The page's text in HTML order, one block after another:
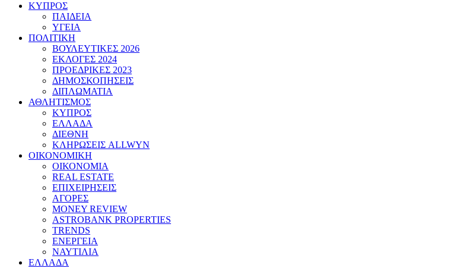
ΚΥΠΡΟΣ
ΠΑΙΔΕΙΑ
ΥΓΕΙΑ
ΠΟΛΙΤΙΚΗ
ΒΟΥΛΕΥΤΙΚΕΣ 2026
ΕΚΛΟΓΕΣ 2024
ΠΡΟΕΔΡΙΚΕΣ 2023
ΔΗΜΟΣΚΟΠΗΣΕΙΣ
ΔΙΠΛΩΜΑΤΙΑ
ΑΘΛΗΤΙΣΜΟΣ
ΚΥΠΡΟΣ
ΕΛΛΑΔΑ
ΔΙΕΘΝΗ
ΚΛΗΡΩΣΕΙΣ ALLWYN
ΟΙΚΟΝΟΜΙΚΗ
ΟΙΚΟΝΟΜΙΑ
REAL ESTATE
ΕΠΙΧΕΙΡΗΣΕΙΣ
ΑΓΟΡΕΣ
MONEY REVIEW
ASTROBANK PROPERTIES
TRENDS
ΕΝΕΡΓΕΙΑ
ΝΑΥΤΙΛΙΑ
ΕΛΛΑΔΑ